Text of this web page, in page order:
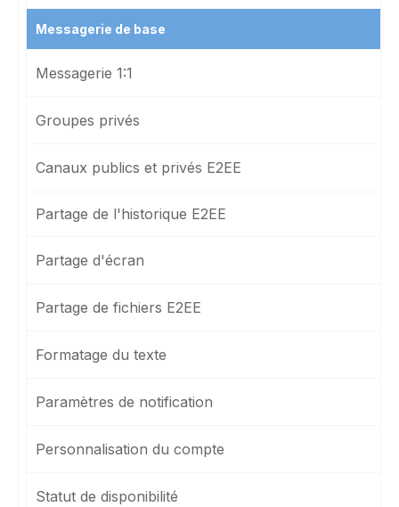
Messagerie de base
Messagerie 1:1
Groupes privés
Canaux publics et privés E2EE
Partage de l'historique E2EE
Partage d'écran
Partage de fichiers E2EE
Formatage du texte
Paramètres de notification
Personnalisation du compte
Statut de disponibilité